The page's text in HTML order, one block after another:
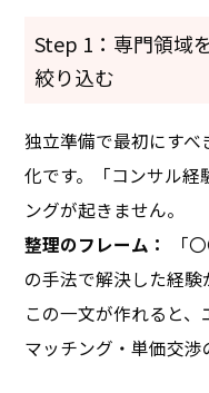
Step 1：専門領域
絞り込む
独立準備で最初にす
化です。「コンサル
ングが起きません。
整理のフレーム：
「
の手法で解決した経験
この一文が作れると
マッチング・単価交渉